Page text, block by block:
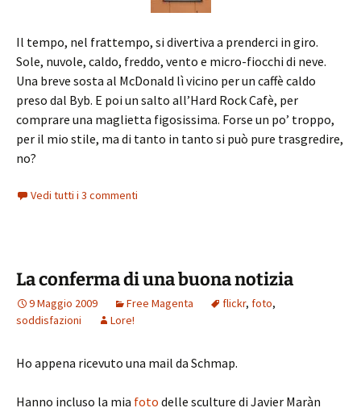
Il tempo, nel frattempo, si divertiva a prenderci in giro.
Sole, nuvole, caldo, freddo, vento e micro-fiocchi di neve.
Una breve sosta al McDonald lì vicino per un caffè caldo
preso dal Byb. E poi un salto all’Hard Rock Cafè, per
comprare una maglietta figosissima. Forse un po’ troppo,
per il mio stile, ma di tanto in tanto si può pure trasgredire,
no?
Vedi tutti i 3 commenti
La conferma di una buona notizia
9 Maggio 2009 Free Magenta flickr, foto,
soddisfazioni
Lore!
Ho appena ricevuto una mail da Schmap.
Hanno incluso la mia foto delle sculture di Javier Marà­n